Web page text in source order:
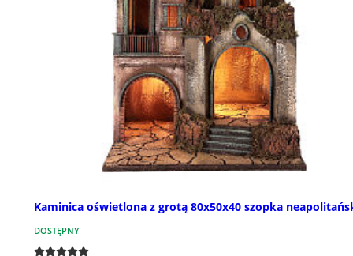
Kaminica oświetlona z grotą 80x50x40 szopka
DOSTĘPNY